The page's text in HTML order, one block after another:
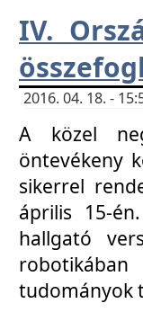
IV.
2016. 04. 18. -
A közel
öntevékeny
sikerrel
április 15-
hallgató
tudományok